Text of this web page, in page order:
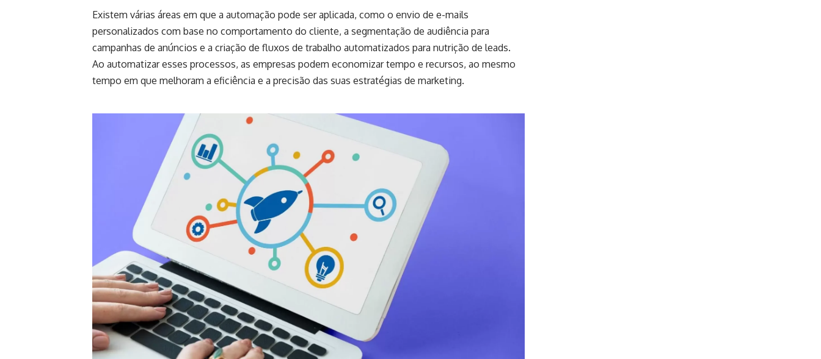
Existem várias áreas em que a automação pode ser aplicada, como o envio de e-mails
personalizados com base no comportamento do cliente, a segmentação de audiência para
campanhas de anúncios e a criação de fluxos de trabalho automatizados para nutrição de leads.
Ao automatizar esses processos, as empresas podem economizar tempo e recursos, ao mesmo
tempo em que melhoram a eficiência e a precisão das suas estratégias de marketing.